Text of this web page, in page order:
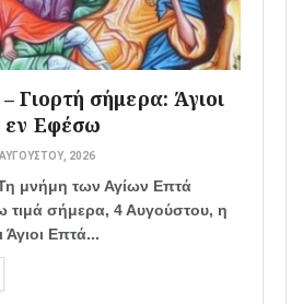
Γιορτή σήμερα: Άγιοι
εν Εφέσω
2026
μνήμη των Αγίων Επτά
τιμά σήμερα, 4 Αυγούστου, η
Επτά...